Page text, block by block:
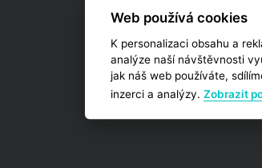
Web používá cookies
K personalizaci obsahu a
analýze naší návštěvnosti
jak náš web používáte,
inzerci a analýzy. Zobrazit